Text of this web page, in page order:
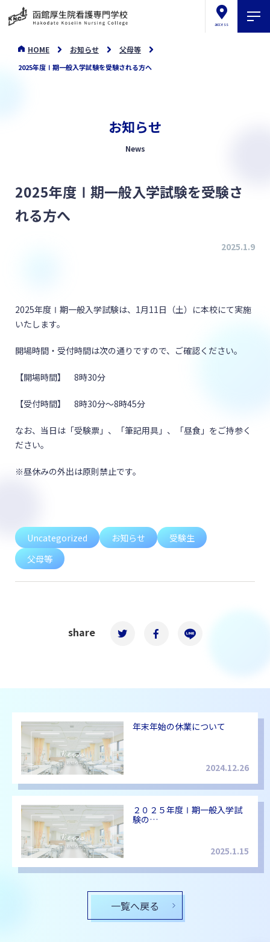
access
HOME お知らせ 父母等
2025年度Ⅰ期一般入学試験を受験される方へ
お知らせ
News
2025年度Ⅰ期一般入学試験を受験さ
れる方へ
2025.1.9
2025年度Ⅰ期一般入学試験は、1月11日（土）に本校にて実施
いたします。
開場時間・受付時間は次の通りですので、ご確認ください。
【開場時間】 8時30分
【受付時間】 8時30分～8時45分
なお、当日は「受験票」、「筆記用具」、「昼食」をご持参く
ださい。
※昼休みの外出は原則禁止です。
Uncategorized お知らせ
受験生
父母等
share
年末年始の休業について
2024.12.26
一覧へ戻る
２０２５年度Ⅰ期一般入学試
験の…
2025.1.15